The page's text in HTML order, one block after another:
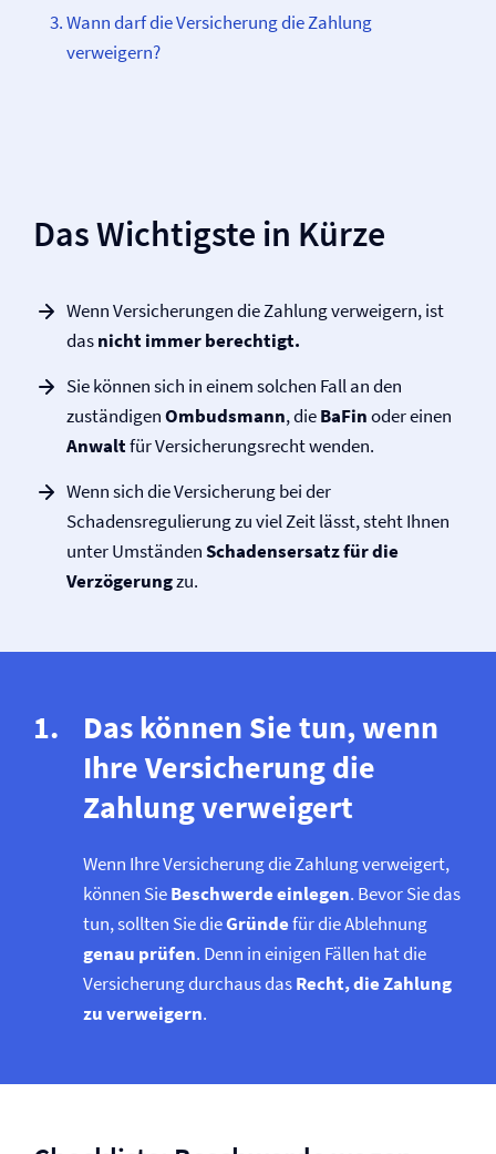
Wann darf die Versicherung die Zahlung
verweigern?
Das Wichtigste in Kürze
Wenn Versicherungen die Zahlung verweigern, ist
dasnicht immer berechtigt.
Sie können sich in einem solchen Fall an den
zuständigenOmbudsmann, dieBaFinoder einen
Anwaltfür Versicherungs­recht wenden.
Wenn sich die Versicherung bei der
Schadensregulierung zu viel Zeit lässt, steht Ihnen
unter UmständenSchadensersatz für die
Verzögerungzu.
Das können Sie tun, wenn
Ihre Versicherung die
Zahlung verweigert
Wenn Ihre Versicherung die Zahlung verweigert,
können SieBeschwerde einlegen. Bevor Sie das
tun, sollten Sie dieGründefür die Ablehnung
genau prüfen. Denn in einigen Fällen hat die
Versicherung durchaus dasRecht, die Zahlung
zu verweigern.